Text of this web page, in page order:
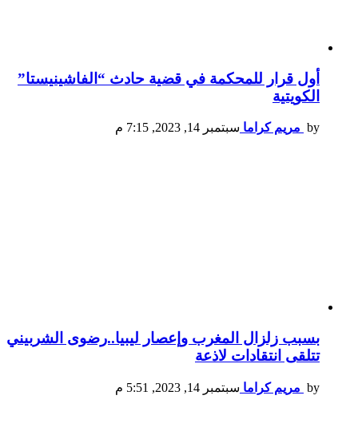
أول قرار للمحكمة في قضية حادث “الفاشينيستا”
الكويتية
by مريم كراما سبتمبر 14, 2023, 7:15 م
بسبب زلزال المغرب وإعصار ليبيا..رضوى الشربيني
تتلقى انتقادات لاذعة
by مريم كراما سبتمبر 14, 2023, 5:51 م